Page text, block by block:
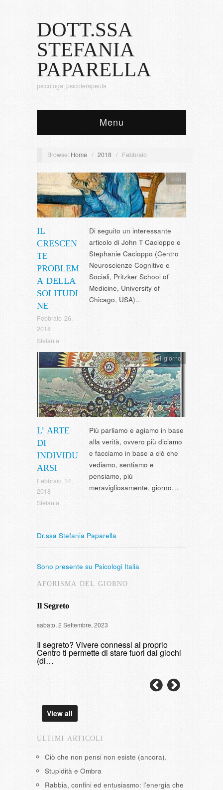
DOTT.SSA
STEFANIA
PAPARELLA
psicologa, psicoterapeuta
Menu
Browse: Home / 2018 / Febbraio
IL
CRESCEN
TE
PROBLEM
A DELLA
SOLITUDI
NE
Febbraio 26,
2018
Stefania
vari
Di seguito un interessante
articolo di John T Cacioppo e
Stephanie Cacioppo (Centro
Neuroscienze Cognitive e
Sociali, Pritzker School of
Medicine, University of
Chicago, USA)…
L’ ARTE
DI
INDIVIDU
ARSI
Febbraio 14,
2018
Stefania
L' aforisma del giorno
Più parliamo e agiamo in base
alla verità, ovvero più diciamo
e facciamo in base a ciò che
vediamo, sentiamo e
pensiamo, più
meravigliosamente, giorno…
Dr.ssa Stefania Paparella
Sono presente su Psicologi Italia
AFORISMA DEL GIORNO
Il Segreto
sabato, 2 Settembre, 2023
Il segreto? Vivere connessi al proprio
Centro ti permette di stare fuori dai giochi
(di…
View all
ULTIMI ARTICOLI
Ciò che non pensi non esiste (ancora).
Stupidità e Ombra
Rabbia, confini ed entusiasmo: l’energia che